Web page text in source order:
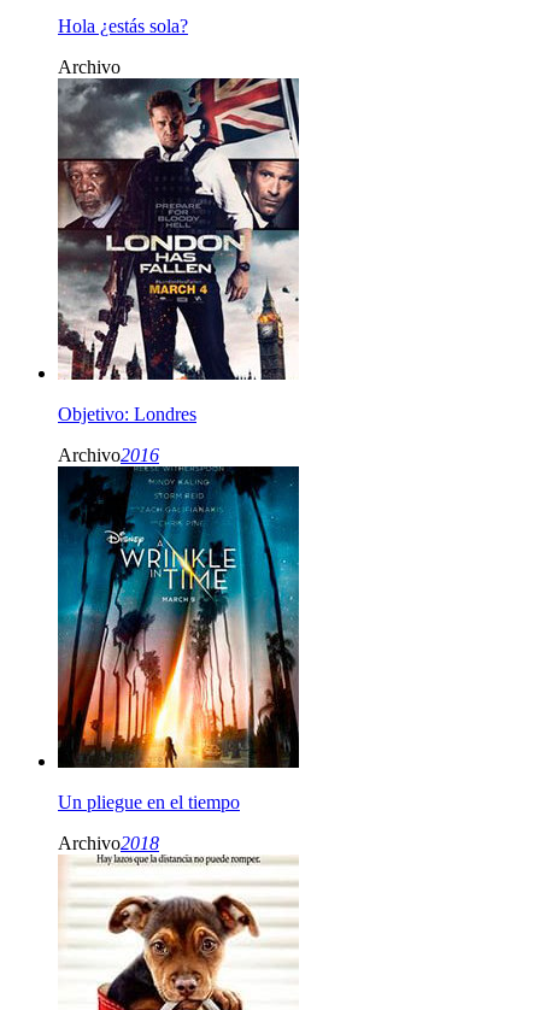
Hola ¿estás sola?
Archivo
Objetivo: Londres
Archivo2016
Un pliegue en el tiempo
Archivo2018